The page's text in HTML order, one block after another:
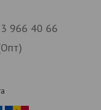
966 40 66